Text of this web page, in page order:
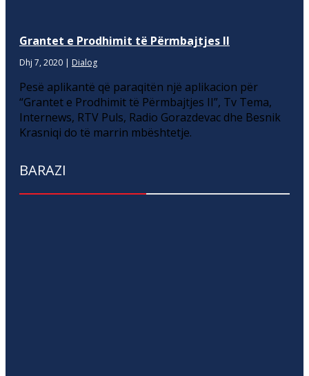
Grantet e Prodhimit të Përmbajtjes II
Dhj 7, 2020 | Dialog
Pesë aplikantë që paraqitën një aplikacion për
“Grantet e Prodhimit të Përmbajtjes II”, Tv Tema,
Internews, RTV Puls, Radio Gorazdevac dhe Besnik
Krasniqi do të marrin mbështetje.
BARAZI